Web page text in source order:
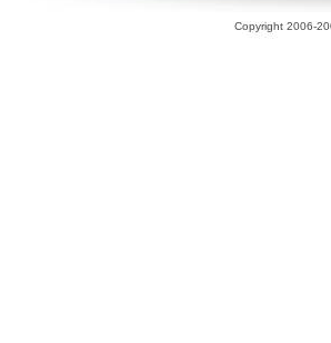
Copyright 2006-